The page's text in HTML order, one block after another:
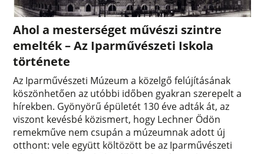
Ahol a mesterséget művészi szintre
emelték – Az Iparművészeti Iskola
története
Az Iparművészeti Múzeum a közelgő felújításának
köszönhetően az utóbbi időben gyakran szerepelt a
hírekben. Gyönyörű épületét 130 éve adták át, az
viszont kevésbé közismert, hogy Lechner Ödön
remekműve nem csupán a múzeumnak adott új
otthont: vele együtt költözött be az Iparművészeti